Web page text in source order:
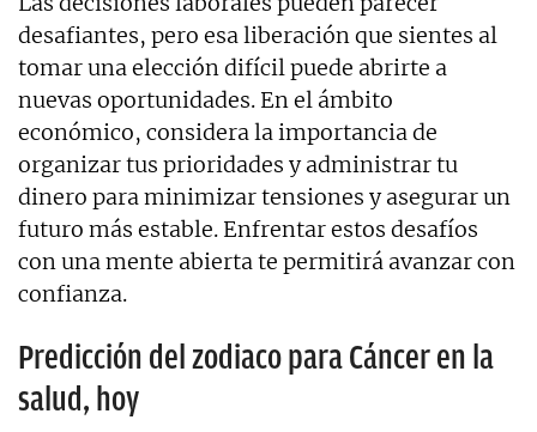
desafiantes, pero esa liberación que sientes al
tomar una elección difícil puede abrirte a
nuevas oportunidades. En el ámbito
económico, considera la importancia de
organizar tus prioridades y administrar tu
dinero para minimizar tensiones y asegurar un
futuro más estable. Enfrentar estos desafíos
con una mente abierta te permitirá avanzar con
confianza.
Predicción del zodiaco para Cáncer en la
salud, hoy